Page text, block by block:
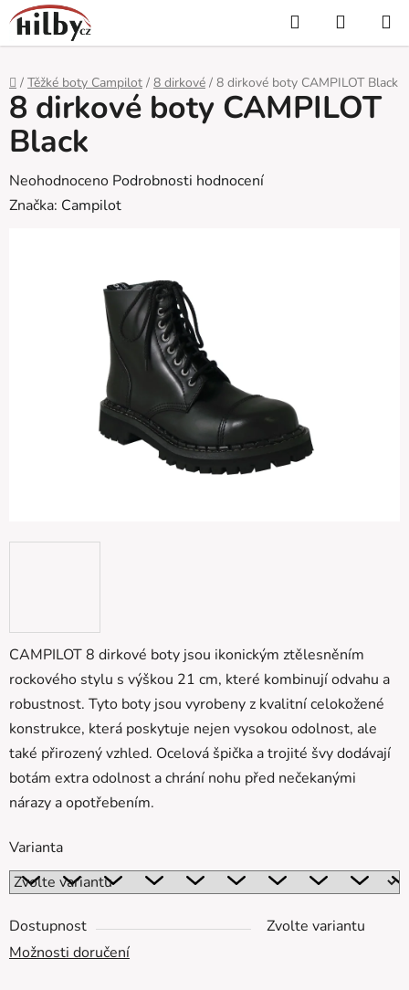
Přejít
na
obsah
Hledat
KOŠÍK
Domů
/ Těžké boty Campilot / 8 dirkové / 8 dirkové boty CAMPILOT Black
CAMPILOT 8 dirkové boty jsou ikonickým ztělesněním
rockového stylu s výškou 21 cm, které kombinují odvahu a
robustnost. Tyto boty jsou vyrobeny z kvalitní celokožené
konstrukce, která poskytuje nejen vysokou odolnost, ale
také přirozený vzhled. Ocelová špička a trojité švy dodávají
botám extra odolnost a chrání nohu před nečekanými
nárazy a opotřebením.
Varianta
Dostupnost
Zvolte variantu
Možnosti doručení
8 dirkové boty CAMPILOT
Black
Průměrné
hodnocení
Neohodnoceno Podrobnosti hodnocení
Značka: Campilot